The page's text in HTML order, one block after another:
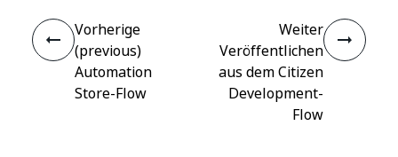
Vorherige
(previous)
Automation
Store-Flow
Weiter
Veröffentlichen
aus dem Citizen
Development-
Flow